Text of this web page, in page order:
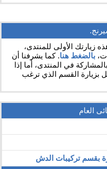
زيارتك الأولى للمنتدى،
بالضغط هنا. كما يشرفنا أن
في المنتدى، أما إذا
بزيارة القسم الذي ترغب
العام
بقسم تركيبات الدش